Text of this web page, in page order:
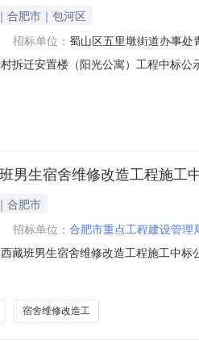
合肥市｜包河区
招标单位： 蜀山区五里墩街道办事处
拆迁安置楼（阳光公寓）工程中标
会委托，2014年05月08日发布公告
男生宿舍维修改造工程施工
合肥市
招标单位： 合肥市重点工程建设管理
藏班男生宿舍维修改造工程施工中
设工程交易中心）受合肥市重点工
宿舍维修改造工